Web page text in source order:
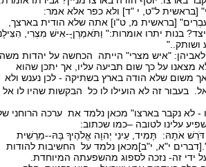
[בראשית ל"ט, י "ד] ולא כפר אלא אמר:
[בראשית מ, ט"ו] אתה שלא הודית בארצך,
בנות יתרו אומרות:" וַתֹּאמַרְןָ--אִישׁ מִצְרִי,
ושותק.."
לאביהן: "איש מצרי" הייתה הכחשה על יהדות
מצאנו על כך שום תביעה עליו, אך יתכן שהוא
משום שלא הודה בארץ בשתיקה - לכן נענש ולא
בעבור זה לא הועילו לו כל הבקשות שהיו לו אל
- לא נקבר בארצו" מכאן נלמד את ערכה הרוחני
עלינו לטובה –כמו שכתוב:
אֹתָהּ: תָּמִיד, עֵינֵי יְהוָה אֱלֹהֶיךָ בָּהּ--מֵרֵשִׁית
י"א, י"ב]מכאן נלמד על החשיבות להודות
ידי זה- נזכה לספוג מהשפעתה המיוחדת.